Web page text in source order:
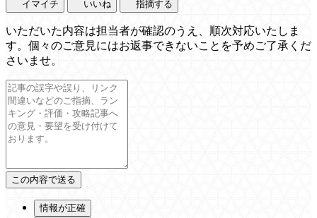
イマイチ いいね 指摘する
いただいた内容は担当者が確認のうえ、順次対応いたしま
す。個々のご意見にはお返事できないことを予めご了承くだ
さいませ。
情報が正確